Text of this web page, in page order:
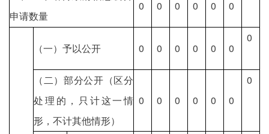
申请数量
0 0 0 0 0 0
（一）予以公开 0 0 0 0 0 0
0
（二）部分公开（区分
处理的，只计这一情
形，不计其他情形）
0 0 0 0 0 0
0